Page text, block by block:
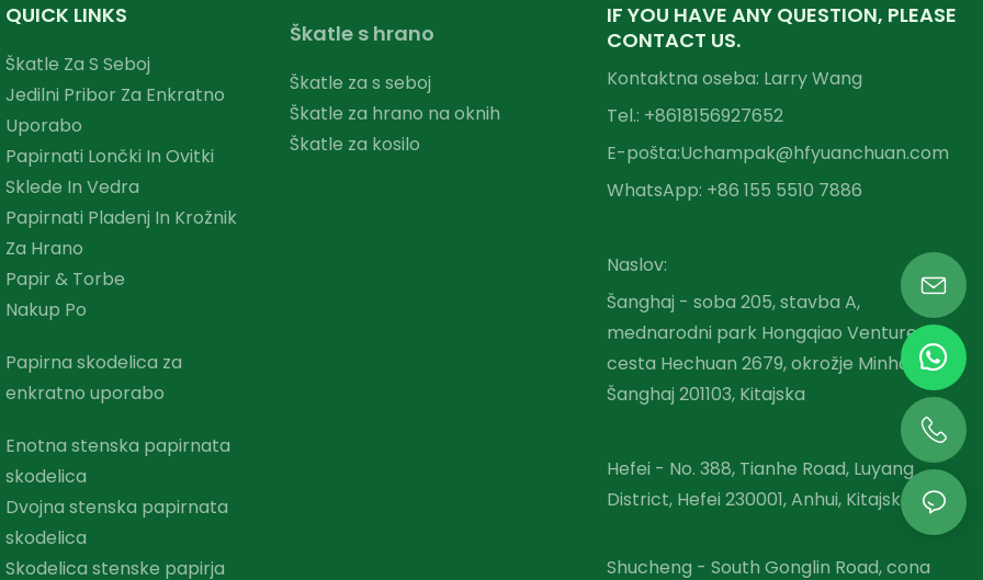
QUICK LINKS
Škatle Za S Seboj
Jedilni Pribor Za Enkratno
Uporabo
Papirnati Lončki In Ovitki
Sklede In Vedra
Papirnati Pladenj In Krožnik
Za Hrano
Papir & Torbe
Nakup Po
Papirna skodelica za
enkratno uporabo
Enotna stenska papirnata
skodelica
Dvojna stenska papirnata
skodelica
Skodelica stenske papirja
Škatle s hrano
Škatle za s seboj
Škatle za hrano na oknih
Škatle za kosilo
IF YOU HAVE ANY QUESTION, PLEASE
CONTACT US.
Kontaktna oseba: Larry Wang
Tel.: +8618156927652
E-pošta:Uchampak@hfyuanchuan.com
WhatsApp: +86 155 5510 7886
Naslov:
Šanghaj - soba 205, stavba A,
mednarodni park Hongqiao Venture,
cesta Hechuan 2679, okrožje Minhang,
Šanghaj 201103, Kitajska
Hefei - No. 388, Tianhe Road, Luyang
District, Hefei 230001, Anhui, Kitajska
Shucheng - South Gonglin Road, cona